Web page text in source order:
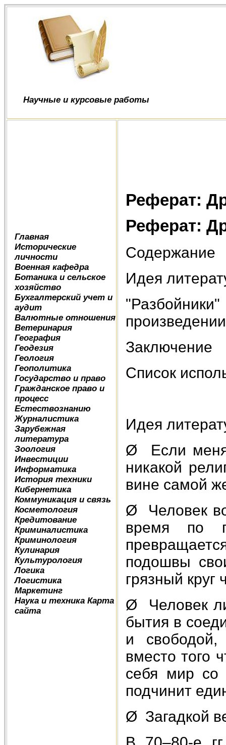
Научные и курсовые работы
Главная
Исторические
личности
Военная кафедра
Ботаника и сельское
хозяйство
Бухгалтерский учет и
аудит
Валютные отношения
Ветеринария
География
Геодезия
Геология
Геополитика
Государство и право
Гражданское право и
процесс
Естествознанию
Журналистика
Зарубежная
литература
Зоология
Инвестиции
Информатика
История техники
Кибернетика
Коммуникация и связь
Косметология
Кредитование
Криминалистика
Криминология
Кулинария
Культурология
Логика
Логистика
Маркетинг
Наука и техника Карта
сайта
Реферат:
Реферат:
Содержание
Идея
Заключение
Список
Идея
Ø Если меня
никакой
вине самой
Ø Человек
время по
подошвы
грязный круг
Ø Человек
бытия в
и свободой,
вместо того
себя мир со
подчинит
Ø Загадкой